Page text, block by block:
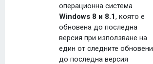
операционна система
Windows 8 и 8.1, която е
обновена до последна
версия при използване на
един от следните обновени
до последна версия